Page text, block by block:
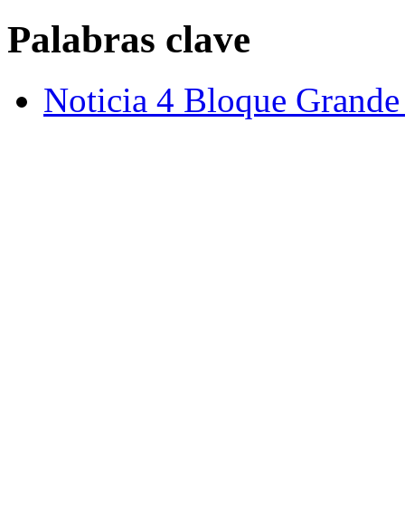
Palabras clave
Noticia 4 Bloque